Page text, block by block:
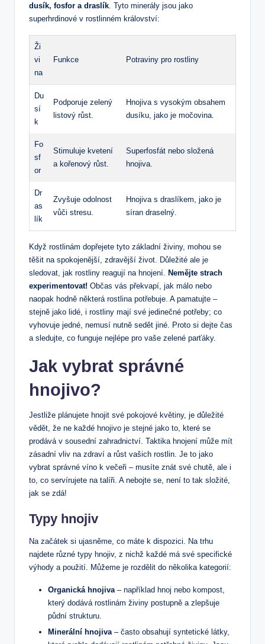
dusík, fosfor a draslík . Tyto minerály jsou jako
superhrdinové v rostlinném království:
Ži
vi
na
Funkce Potraviny pro rostliny
Du
sí
k
Podporuje zelený
listový růst.
Hnojiva s vysokým obsahem
dusíku, jako je močovina.
Fo
sf
or
Stimuluje kvetení
a kořenový růst.
Superfosfát nebo složená
hnojiva.
Dr
as
lík
Zvyšuje odolnost
vůči stresu.
Hnojiva s draslíkem, jako je
síran draselný.
Když rostlinám dopřejete tyto základní živiny, mohou se
těšit na spokojenější, zdravější život. Důležité ale je
sledovat, jak rostliny reagují na hnojení. Nemějte strach
experimentovat! Občas vás překvapí, jak málo nebo
naopak hodně některá rostlina potřebuje. A pamatujte –
stejně jako lidé, i rostliny mají své jedinečné potřeby; co
vyhovuje jedné, nemusí nutně sedět jiné. Proto si dejte čas
a sledujte, co funguje nejlépe pro vaše zelené parťáky.
Jak vybrat správné
hnojivo?
Jestliže plánujete hnojit své pokojové květiny, je důležité
vědět, že ne každé hnojivo je stejné jako to, které se
prodává v sousední zahradnictví. Taktika hnojení může mít
zásadní vliv na zdraví a růst vašich rostlin. Je to jako
vybrat správné víno k večeři – musíte znát své chutě, ale i
to, co servírujete na talíři. A nebojte se, není to tak složité,
jak se zdá!
Typy hnojiv
Na začátek si ujasněme, co máte k dispozici. Na trhu
najdete různé typy hnojiv, z nichž každé má své specifické
výhody a použití. Můžeme je rozdělit do několika kategorií:
Organická hnojiva – například hnoj nebo kompost,
který dodává rostlinám živiny postupně a zlepšuje
půdní strukturu.
Minerální hnojiva – často obsahují syntetické látky,